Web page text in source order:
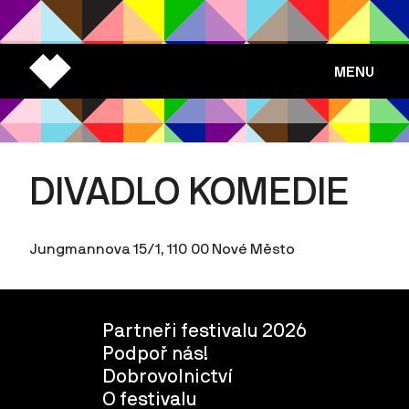
MENU
DIVADLO KOMEDIE
Jungmannova 15/1, 110 00 Nové Město
Partneři festivalu 2026
Podpoř nás!
Dobrovolnictví
O festivalu